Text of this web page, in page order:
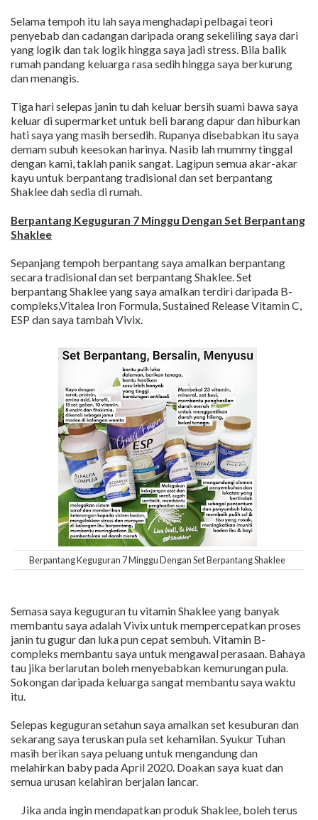
Selama tempoh itu lah saya menghadapi pelbagai teori
penyebab dan cadangan daripada orang sekeliling saya dari
yang logik dan tak logik hingga saya jadi stress. Bila balik
rumah pandang keluarga rasa sedih hingga saya berkurung
dan menangis.
Tiga hari selepas janin tu dah keluar bersih suami bawa saya
keluar di supermarket untuk beli barang dapur dan hiburkan
hati saya yang masih bersedih. Rupanya disebabkan itu saya
demam subuh keesokan harinya. Nasib lah mummy tinggal
dengan kami, taklah panik sangat. Lagipun semua akar-akar
kayu untuk berpantang tradisional dan set berpantang
Shaklee dah sedia di rumah.
Berpantang Keguguran 7 Minggu Dengan Set Berpantang
Shaklee
Sepanjang tempoh berpantang saya amalkan berpantang
secara tradisional dan set berpantang Shaklee. Set
berpantang Shaklee yang saya amalkan terdiri daripada B-
compleks,Vitalea Iron Formula, Sustained Release Vitamin C,
ESP dan saya tambah Vivix.
Berpantang Keguguran 7 Minggu Dengan Set Berpantang Shaklee
Semasa saya keguguran tu vitamin Shaklee yang banyak
membantu saya adalah Vivix untuk mempercepatkan proses
janin tu gugur dan luka pun cepat sembuh. Vitamin B-
compleks membantu saya untuk mengawal perasaan. Bahaya
tau jika berlarutan boleh menyebabkan kemurungan pula.
Sokongan daripada keluarga sangat membantu saya waktu
itu.
Selepas keguguran setahun saya amalkan set kesuburan dan
sekarang saya teruskan pula set kehamilan. Syukur Tuhan
masih berikan saya peluang untuk mengandung dan
melahirkan baby pada April 2020. Doakan saya kuat dan
semua urusan kelahiran berjalan lancar.
Jika anda ingin mendapatkan produk Shaklee, boleh terus